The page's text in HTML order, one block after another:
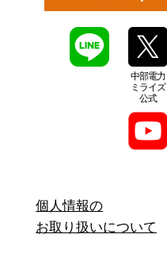
中部電力
ミライズ
公式
個人情報の
お取り扱いについて